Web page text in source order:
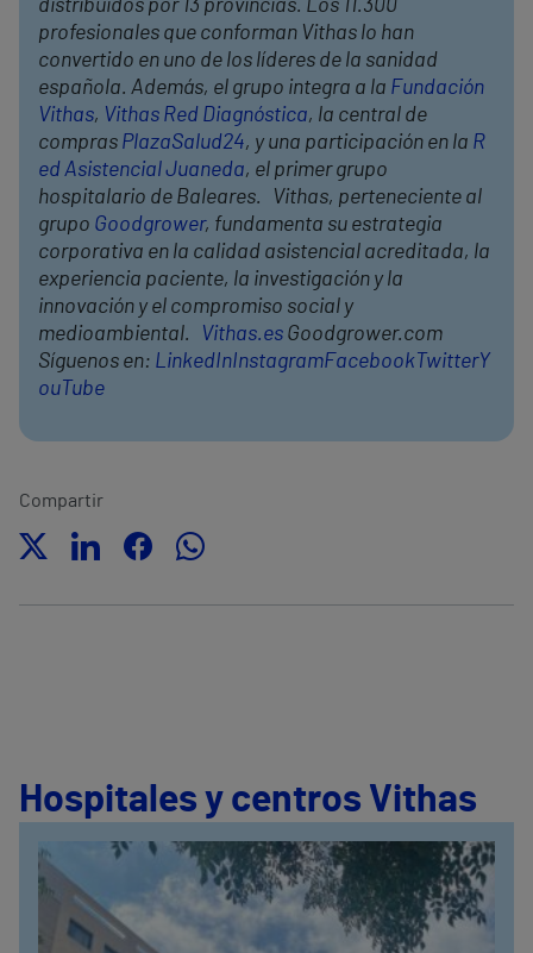
distribuidos por 13 provincias. Los 11.300
profesionales que conforman Vithas lo han
convertido en uno de los líderes de la sanidad
española. Además, el grupo integra a la Fundación
Vithas, Vithas Red Diagnóstica, la central de
compras PlazaSalud24, y una participación en la R
ed Asistencial Juaneda, el primer grupo
hospitalario de Baleares. Vithas, perteneciente al
grupo Goodgrower, fundamenta su estrategia
corporativa en la calidad asistencial acreditada, la
experiencia paciente, la investigación y la
innovación y el compromiso social y
medioambiental.
Vithas.es Goodgrower.com
Síguenos en: LinkedInInstagramFacebook TwitterY
ouTube
Compartir
Hospitales y centros Vithas